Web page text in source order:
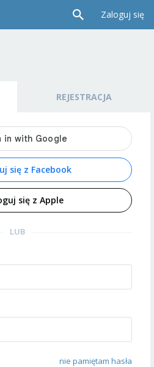
Zaloguj się
REJESTRACJA
się z Facebook
się z Apple
LUB
nie pamiętam hasła